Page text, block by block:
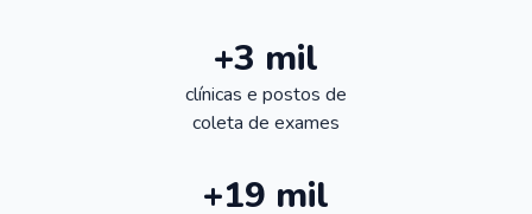
+3 mil
clínicas e postos de
coleta de exames
+19 mil